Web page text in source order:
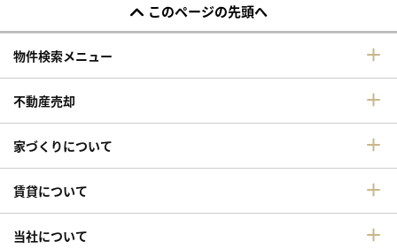
このページの先頭へ
物件検索メニュー
不動産売却
家づくりについて
賃貸について
当社について